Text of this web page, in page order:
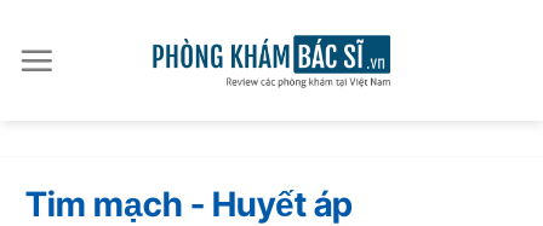
qua
nội
Tim mạch - Huyết áp